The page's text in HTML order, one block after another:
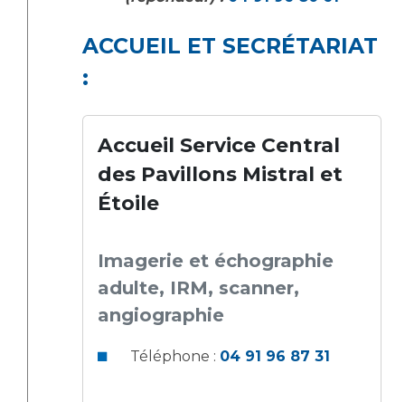
Sécurité
Lieu de santé sans tabac
ACCUEIL ET SECRÉTARIAT
:
Accueil Service Central
des Pavillons Mistral et
Étoile
Imagerie et échographie
adulte, IRM, scanner,
angiographie
Téléphone : 04 91 96 87 31